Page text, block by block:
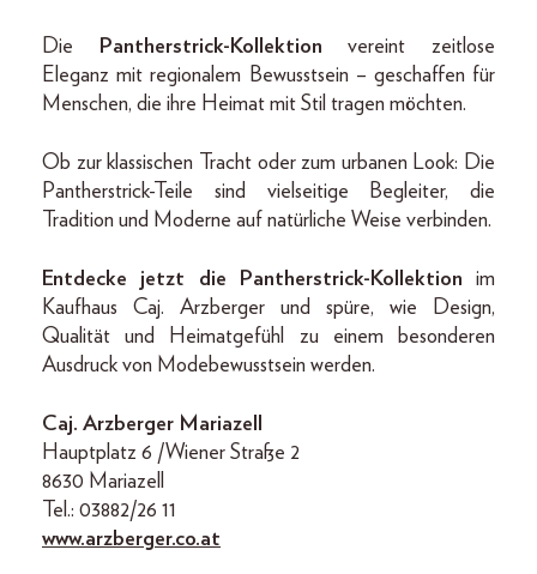
Die Pantherstrick-Kollektion vereint zeitlose
Eleganz mit regionalem Bewusstsein – geschaffen für
Menschen, die ihre Heimat mit Stil tragen möchten.
Ob zur klassischen Tracht oder zum urbanen Look: Die
Pantherstrick-Teile sind vielseitige Begleiter, die
Tradition und Moderne auf natürliche Weise verbinden.
Entdecke jetzt die Pantherstrick-Kollektion im
Kaufhaus Caj. Arzberger und spüre, wie Design,
Qualität und Heimatgefühl zu einem besonderen
Ausdruck von Modebewusstsein werden.
Caj. Arzberger Mariazell
Hauptplatz 6 /Wiener Straße 2
8630 Mariazell
Tel.: 03882/26 11
www.arzberger.co.at